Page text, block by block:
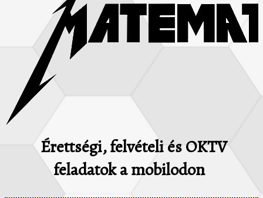
Érettségi, felvételi és OKTV
feladatok a mobilodon